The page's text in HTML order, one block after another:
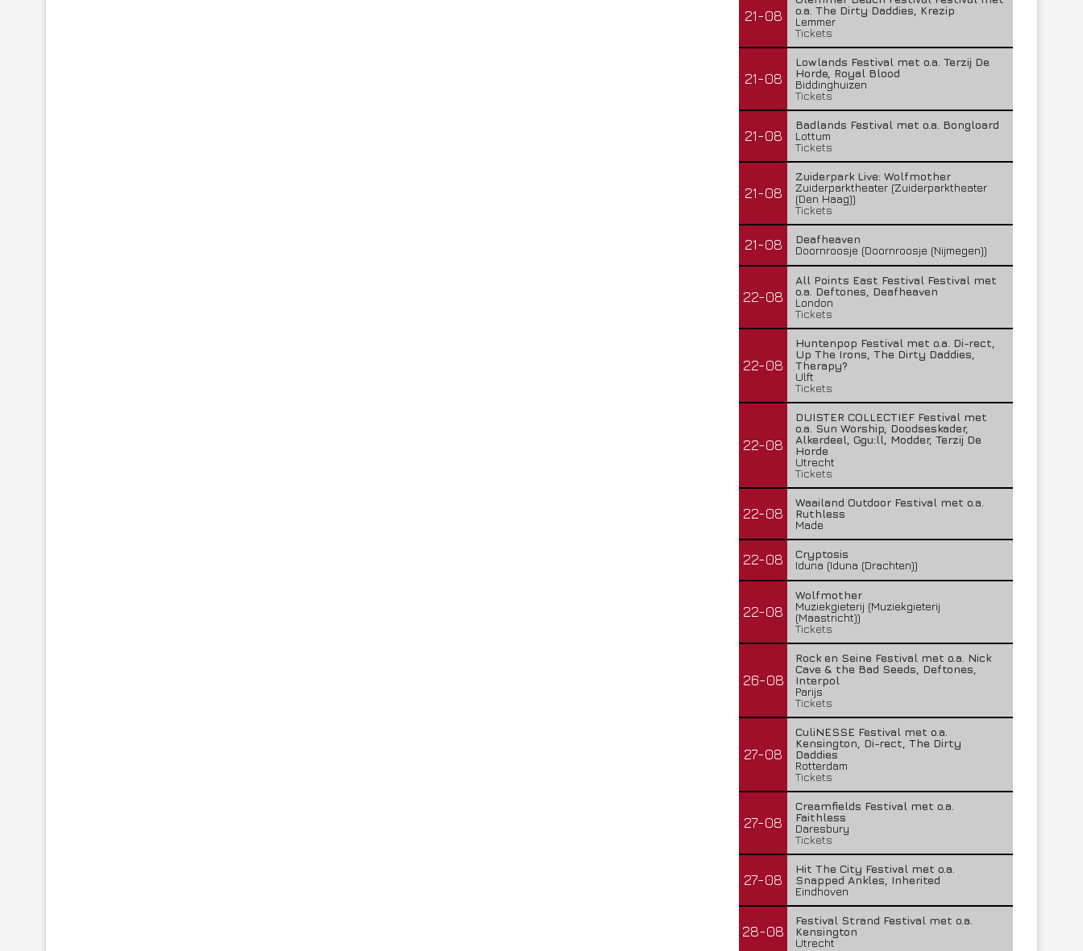
21-08
o.a. The Dirty Daddies, Krezip
Lemmer
Tickets
21-08
Lowlands Festival met o.a. Terzij De
Horde, Royal Blood
Biddinghuizen
Tickets
21-08
Badlands Festival met o.a. Bongloard
Lottum
Tickets
21-08
Zuiderpark Live: Wolfmother
Zuiderparktheater (Zuiderparktheater
(Den Haag))
Tickets
21-08
Deafheaven
Doornroosje (Doornroosje (Nijmegen))
22-08
All Points East Festival Festival met
o.a. Deftones, Deafheaven
London
Tickets
22-08
Huntenpop Festival met o.a. Di-rect,
Up The Irons, The Dirty Daddies,
Therapy?
Ulft
Tickets
22-08
DUISTER COLLECTIEF Festival met
o.a. Sun Worship, Doodseskader,
Alkerdeel, Ggu:ll, Modder, Terzij De
Horde
Utrecht
Tickets
22-08
Waailand Outdoor Festival met o.a.
Ruthless
Made
22-08
Cryptosis
Iduna (Iduna (Drachten))
22-08
Wolfmother
Muziekgieterij (Muziekgieterij
(Maastricht))
Tickets
26-08
Rock en Seine Festival met o.a. Nick
Cave & the Bad Seeds, Deftones,
Interpol
Parijs
Tickets
27-08
CuliNESSE Festival met o.a.
Kensington, Di-rect, The Dirty
Daddies
Rotterdam
Tickets
27-08
Creamfields Festival met o.a.
Faithless
Daresbury
Tickets
27-08
Hit The City Festival met o.a.
Snapped Ankles, Inherited
Eindhoven
28-08
Festival Strand Festival met o.a.
Kensington
Utrecht